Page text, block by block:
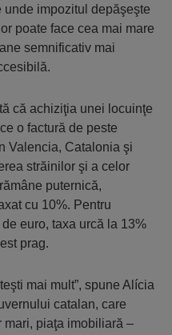
impozitul depăşeşte
poate face cea mai mare
semnificativ mai
că achiziţia unei locuinţe
o factură de peste
Valencia, Catalonia şi
străinilor şi a celor
puternică,
cu 10%. Pentru
euro, taxa urcă la 13%
prag.
mai mult”, spune Alícia
catalan, care
piaţa imobiliară –